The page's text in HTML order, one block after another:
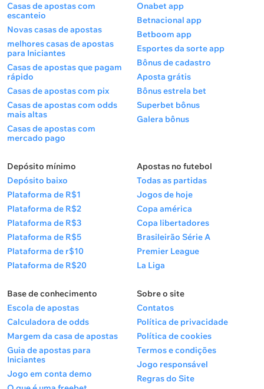
Casas de apostas com
escanteio
Novas casas de apostas
melhores casas de apostas
para Iniciantes
Casas de apostas que pagam
rápido
Casas de apostas com pix
Casas de apostas com odds
mais altas
Casas de apostas com
mercado pago
Onabet app
Betnacional app
Betboom app
Esportes da sorte app
Bônus de cadastro
Aposta grátis
Bônus estrela bet
Superbet bônus
Galera bônus
Depósito mínimo
Depósito baixo
Plataforma de R$1
Plataforma de R$2
Plataforma de R$3
Plataforma de R$5
Plataforma de r$10
Plataforma de R$20
Apostas no futebol
Todas as partidas
Jogos de hoje
Copa américa
Copa libertadores
Brasileirão Série A
Premier League
La Liga
Base de conhecimento
Escola de apostas
Calculadora de odds
Margem da casa de apostas
Guia de apostas para
Iniciantes
Jogo em conta demo
Sobre o site
Contatos
Política de privacidade
Política de cookies
Termos e condições
Jogo responsável
Regras do Site